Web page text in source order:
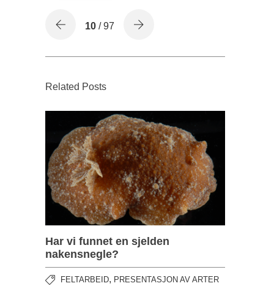
10 / 97
Related Posts
Har vi funnet en sjelden
nakensnegle?
FELTARBEID, PRESENTASJON AV ARTER